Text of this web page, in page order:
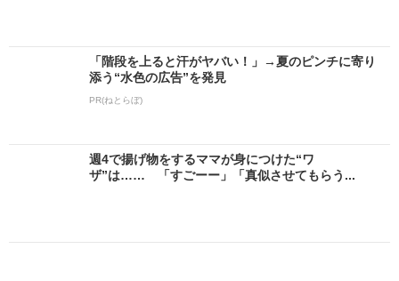
「階段を上ると汗がヤバい！」→夏のピンチに寄り
添う“水色の広告”を発見
PR(ねとらぼ)
週4で揚げ物をするママが身につけた“ワ
ザ”は…… 「すごーー」「真似させてもらう...